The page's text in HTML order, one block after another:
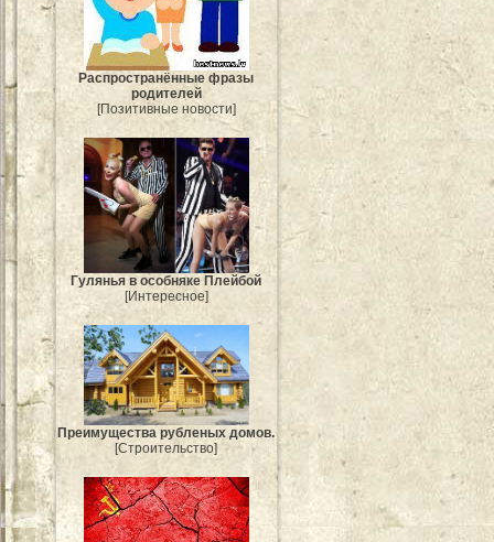
Распространённые фразы
родителей
[Позитивные новости]
Гулянья в особняке Плейбой
[Интересное]
Преимущества рубленых домов.
[Строительство]